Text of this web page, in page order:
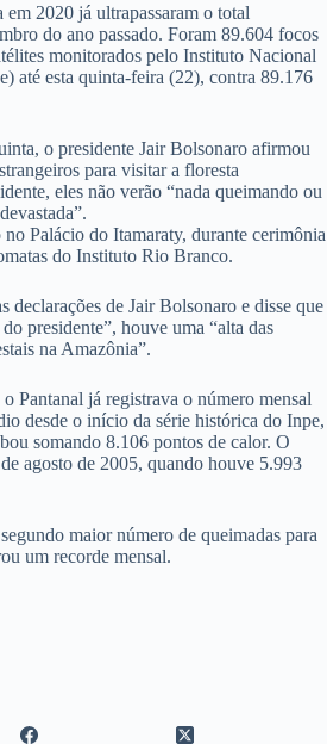
2020 já ultrapassaram o total
do ano passado. Foram 89.604 focos
monitorados pelo Instituto Nacional
até esta quinta-feira (22), contra 89.176
o presidente Jair Bolsonaro afirmou
para visitar a floresta
eles não verão “nada queimando ou
Palácio do Itamaraty, durante cerimônia
do Instituto Rio Branco.
declarações de Jair Bolsonaro e disse que
presidente”, houve uma “alta das
na Amazônia”.
Pantanal já registrava o número mensal
desde o início da série histórica do Inpe,
somando 8.106 pontos de calor. O
agosto de 2005, quando houve 5.993
maior número de queimadas para
um recorde mensal.